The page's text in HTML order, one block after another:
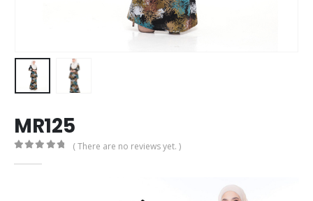
MR125
( There are no reviews yet. )